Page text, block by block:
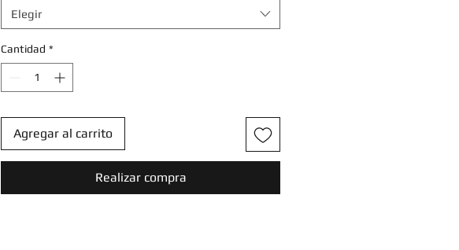
Elegir
Cantidad *
Agregar al carrito
Realizar compra